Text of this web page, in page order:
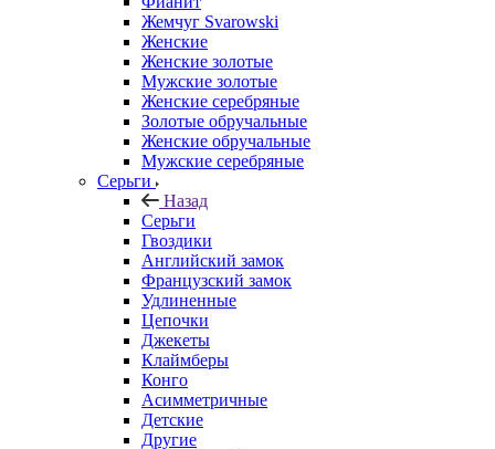
Жемчуг Svarowski
Женские
Женские золотые
Мужские золотые
Женские серебряные
Золотые обручальные
Женские обручальные
Мужские серебряные
Серьги
Назад
Серьги
Гвоздики
Английский замок
Французский замок
Удлиненные
Цепочки
Джекеты
Клаймберы
Конго
Асимметричные
Детские
Другие